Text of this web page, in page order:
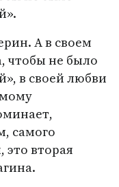
А в своем
чтобы не было
в своей любви
самого
вторая